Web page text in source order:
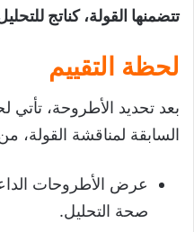
تتضمنها القولة، كناتج
لحظة التقييم
بعد تحديد الأطروحة، تأتي
السابقة لمناقشة القولة،
عرض الأطروحات
صحة التحليل.